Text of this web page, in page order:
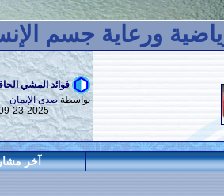
جسم الإنسان.
فوائد المشي الحافي على ارض...
39
آخر مشاركة المواضيع